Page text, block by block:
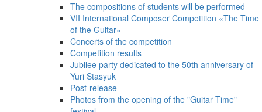
The compositions of students will be performed
VII International Composer Competition «The Time
of the Guitar»
Concerts of the competition
Competition results
Jubilee party dedicated to the 50th anniversary of
Yuri Stasyuk
Post-release
Photos from the opening of the "Guitar Time"